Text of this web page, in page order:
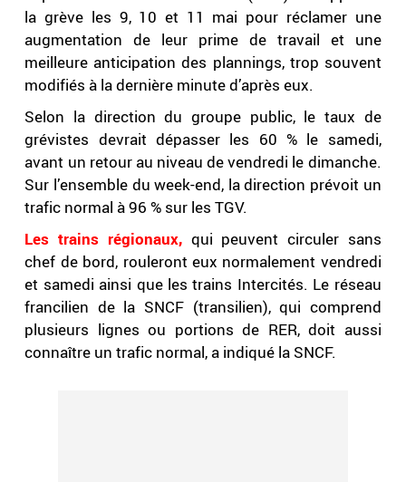
la grève les 9, 10 et 11 mai pour réclamer une
augmentation de leur prime de travail et une
meilleure anticipation des plannings, trop souvent
modifiés à la dernière minute d’après eux.
Selon la direction du groupe public, le taux de
grévistes devrait dépasser les 60 % le samedi,
avant un retour au niveau de vendredi le dimanche.
Sur l’ensemble du week-end, la direction prévoit un
trafic normal à 96 % sur les TGV.
Les trains régionaux,qui peuvent circuler sans
chef de bord, rouleront eux normalement vendredi
et samedi ainsi que les trains Intercités. Le réseau
francilien de la SNCF (transilien), qui comprend
plusieurs lignes ou portions de RER, doit aussi
connaître un trafic normal, a indiqué la SNCF.